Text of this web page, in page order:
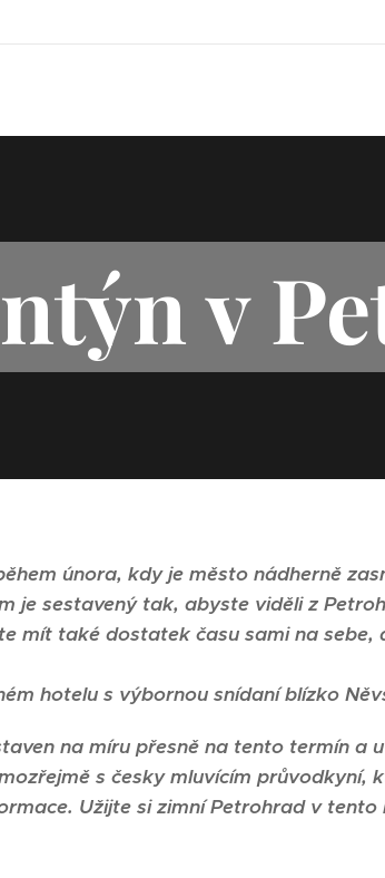
v
února, kdy je město nádherně
je sestavený tak, abyste viděli z
mít také dostatek času sami na
hotelu s výbornou snídaní blízko
na míru přesně na tento termín a
s česky mluvícím průvodkyní,
Užijte si zimní Petrohrad v